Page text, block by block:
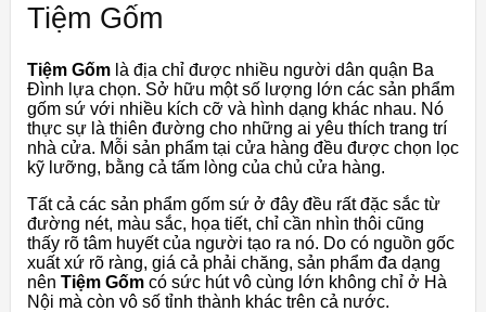
Tiệm Gốm
Tiệm Gốm là địa chỉ được nhiều người dân quận Ba
Đình lựa chọn. Sở hữu một số lượng lớn các sản phẩm
gốm sứ với nhiều kích cỡ và hình dạng khác nhau. Nó
thực sự là thiên đường cho những ai yêu thích trang trí
nhà cửa. Mỗi sản phẩm tại cửa hàng đều được chọn lọc
kỹ lưỡng, bằng cả tấm lòng của chủ cửa hàng.
Tất cả các sản phẩm gốm sứ ở đây đều rất đặc sắc từ
đường nét, màu sắc, họa tiết, chỉ cần nhìn thôi cũng
thấy rõ tâm huyết của người tạo ra nó. Do có nguồn gốc
xuất xứ rõ ràng, giá cả phải chăng, sản phẩm đa dạng
nên Tiệm Gốm có sức hút vô cùng lớn không chỉ ở Hà
Nội mà còn vô số tỉnh thành khác trên cả nước.